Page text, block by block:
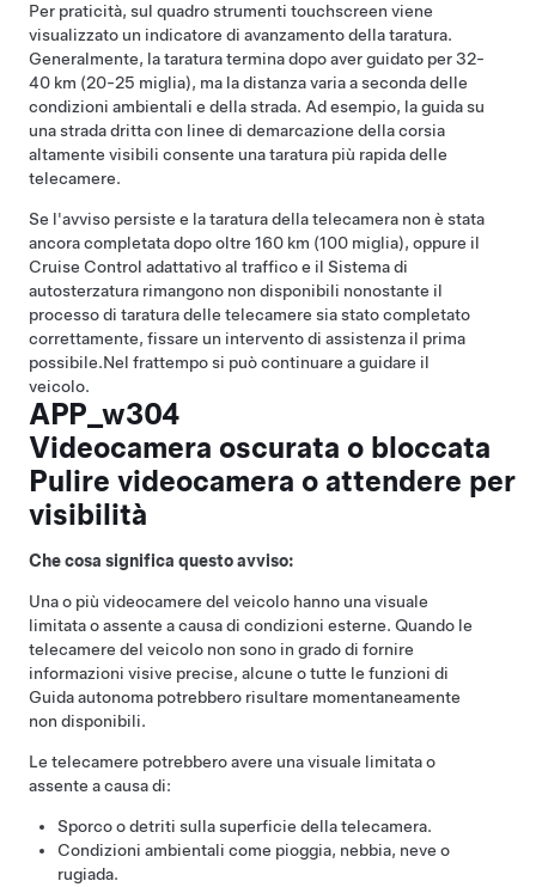
Per praticità, sul quadro strumenti touchscreen viene
visualizzato un indicatore di avanzamento della taratura.
Generalmente, la taratura termina dopo aver guidato per 32-
40 km (20-25 miglia), ma la distanza varia a seconda delle
condizioni ambientali e della strada. Ad esempio, la guida su
una strada dritta con linee di demarcazione della corsia
altamente visibili consente una taratura più rapida delle
telecamere.
Se l'avviso persiste e la taratura della telecamera non è stata
ancora completata dopo oltre 160 km (100 miglia), oppure il
Cruise Control adattativo al trafficoe il Sistema di
autosterzatura rimangono non disponibili nonostante il
processo di taratura delle telecamere sia stato completato
correttamente, fissare un intervento di assistenza il prima
possibile.Nel frattempo si può continuare a guidare il
veicolo.
APP_w304
Videocamera oscurata o bloccata
Pulire videocamera o attendere per
visibilità
Che cosa significa questo avviso:
Una o più videocamere del veicolo hanno una visuale
limitata o assente a causa di condizioni esterne. Quando le
telecamere del veicolo non sono in grado di fornire
informazioni visive precise, alcune o tutte le funzioni di
Guida autonoma potrebbero risultare momentaneamente
non disponibili.
Le telecamere potrebbero avere una visuale limitata o
assente a causa di:
Sporco o detriti sulla superficie della telecamera.
Condizioni ambientali come pioggia, nebbia, neve o
rugiada.